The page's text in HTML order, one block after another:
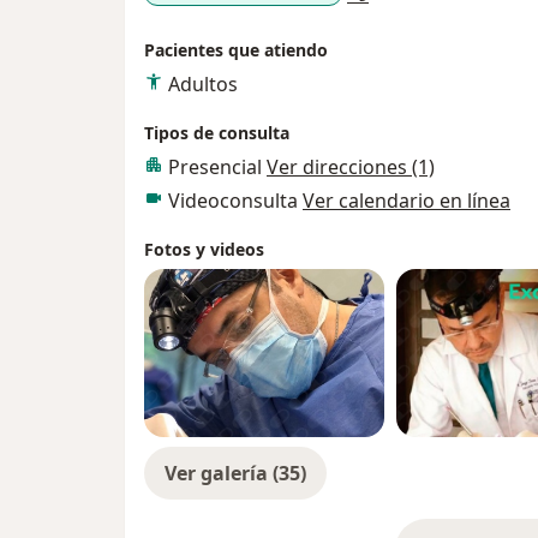
Miembro de la Federación Ibero
Pacientes que atiendo
Adultos
Tipos de consulta
Presencial Ver direcciones (1)
Videoconsulta Ver calendario en línea
Fotos y videos
Ver galería (35)